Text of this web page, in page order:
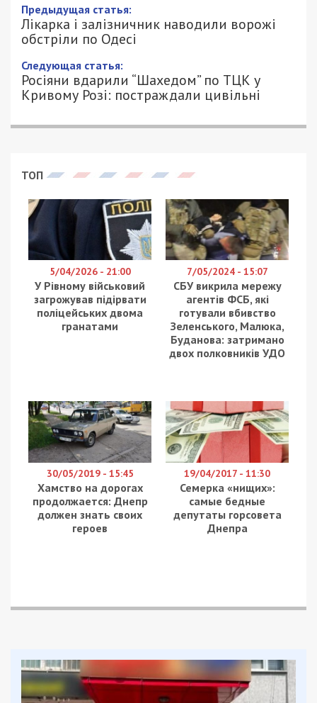
Предыдущая статья:
Лікарка і залізничник наводили ворожі
обстріли по Одесі
Следующая статья:
Росіяни вдарили “Шахедом” по ТЦК у
Кривому Розі: постраждали цивільні
ТОП
5/04/2026 - 21:00
У Рівному військовий
загрожував підірвати
поліцейських двома
гранатами
7/05/2024 - 15:07
СБУ викрила мережу
агентів ФСБ, які
готували вбивство
Зеленського, Малюка,
Буданова: затримано
двох полковників УДО
30/05/2019 - 15:45
Хамство на дорогах
продолжается: Днепр
должен знать своих
героев
19/04/2017 - 11:30
Семерка «нищих»:
самые бедные
депутаты горсовета
Днепра